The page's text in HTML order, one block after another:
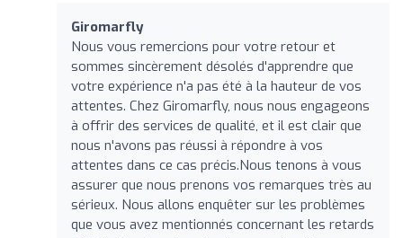
Giromarfly
Nous vous remercions pour votre retour et
sommes sincèrement désolés d'apprendre que
votre expérience n'a pas été à la hauteur de vos
attentes. Chez Giromarfly, nous nous engageons
à offrir des services de qualité, et il est clair que
nous n'avons pas réussi à répondre à vos
attentes dans ce cas précis.Nous tenons à vous
assurer que nous prenons vos remarques très au
sérieux. Nous allons enquêter sur les problèmes
que vous avez mentionnés concernant les retards